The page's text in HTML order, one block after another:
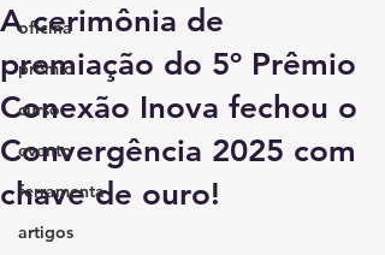
oficina
prêmio
curso
evento
ferramenta
artigos
A cerimônia de
premiação do 5º Prêmio
Conexão Inova fechou o
Convergência 2025 com
chave de ouro!